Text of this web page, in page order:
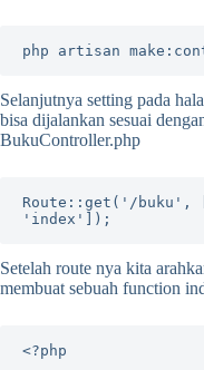
php artisan
Selanjutnya setting pada
bisa dijalankan sesuai
BukuController.php
Route::get('/buku',
'index']);
Setelah route nya kita
membuat sebuah function
<?php